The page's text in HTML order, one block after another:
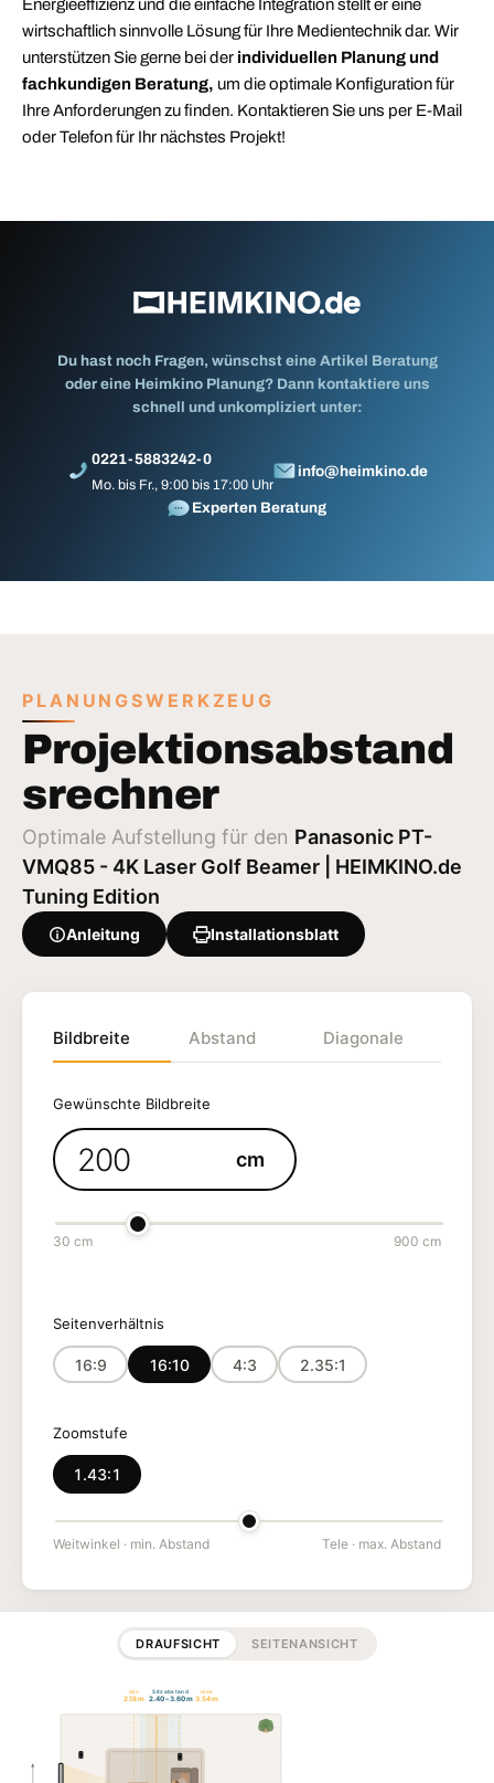
Energieeffizienz und die einfache Integration stellt er eine
wirtschaftlich sinnvolle Lösung für Ihre Medientechnik dar. Wir
unterstützen Sie gerne bei der individuellen Planung und
fachkundigen Beratung, um die optimale Konfiguration für
Ihre Anforderungen zu finden. Kontaktieren Sie uns per E-Mail
oder Telefon für Ihr nächstes Projekt!
Du hast noch Fragen, wünschst eine Artikel Beratung
oder eine Heimkino Planung? Dann kontaktiere uns
schnell und unkompliziert unter:
0221-5883242-0
Mo. bis Fr., 9:00 bis 17:00 Uhr
info@heimkino.de
Experten Beratung
PLANUNGSWERKZEUG
Projektionsabstand
srechner
Optimale Aufstellung für den Panasonic PT-
VMQ85 - 4K Laser Golf Beamer | HEIMKINO.de
Tuning Edition
Anleitung Installationsblatt
Bildbreite Abstand Diagonale
Gewünschte Bildbreite
cm
30 cm 900 cm
Seitenverhältnis
16:9 16:10 4:3 2.35:1
Zoomstufe
1.43:1
Weitwinkel · min. Abstand Tele · max. Abstand
DRAUFSICHT SEITENANSICHT
Sitzabstand
2.40 – 3.60 m
min
2.18 m
max
3.54 m